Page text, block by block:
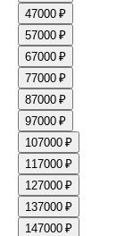
47000 ₽
57000 ₽
67000 ₽
77000 ₽
87000 ₽
97000 ₽
107000 ₽
117000 ₽
127000 ₽
137000 ₽
147000 ₽